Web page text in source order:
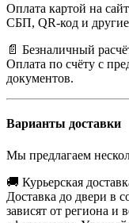
Оплата картой на
СБП, QR-код и
📄 Безналичный
Оплата по счёту с
документов.
Варианты доставки
Мы предлагаем
🚚 Курьерская
Доставка до двери в
зависят от региона и